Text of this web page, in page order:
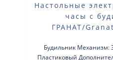
Настольные
часы с
ГРАНАТ/
Будильник Механизм:
Пластиковый